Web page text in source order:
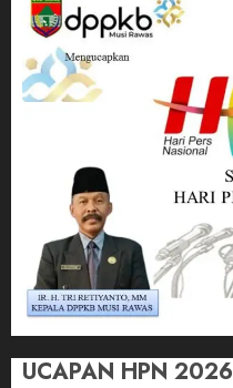
UCAPAN HPN 2026